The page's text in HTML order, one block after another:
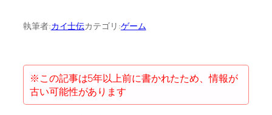
執筆者:カイ士伝カテゴリ:ゲーム
※この記事は5年以上前に書かれたため、情報が
古い可能性があります